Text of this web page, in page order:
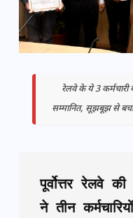
रेलवे के ये 3 कर्मचारी
सम्मानित, सूझबूझ से
पूर्वोत्तर रेलवे
ने तीन